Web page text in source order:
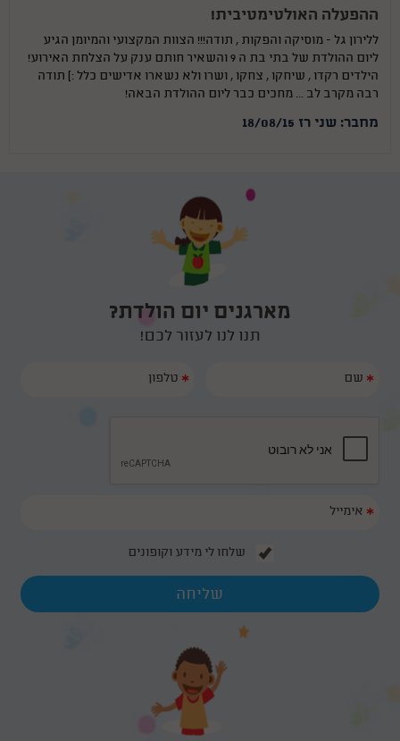
ההפעלה האולטימטיבית!
ללירון גל - מוסיקה והפקות , תודה!!! הצוות המקצועי והמיומן הגיע
ליום ההולדת של בתי בת ה 9 והשאיר חותם ענק על הצלחת האירוע!
הילדים רקדו , שיחקו , צחקו , ושרו ולא נשארו אדישים כלל :) תודה
רבה מקרב לב ... מחכים כבר ליום ההולדת הבאה!
מחבר: שני רז 18/08/15
מארגנים יום הולדת?
תנו לנו לעזור לכם!
*
*
*
שלחו לי מידע וקופונים